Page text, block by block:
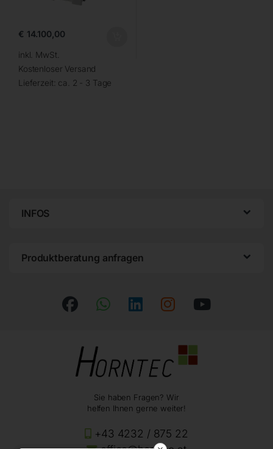
€ 14.100,00
inkl. MwSt.
Kostenloser Versand
Lieferzeit: ca. 2 - 3 Tage
INFOS
Produktberatung anfragen
Sie haben Fragen? Wir
helfen Ihnen gerne weiter!
+43 4232 / 875 22